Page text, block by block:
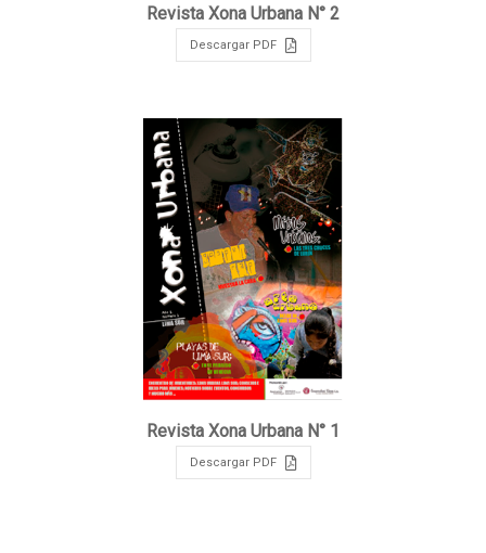
Revista Xona Urbana N° 2
Descargar PDF
Revista Xona Urbana N° 1
Descargar PDF